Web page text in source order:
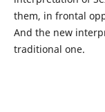
them, in frontal
And the new
traditional one.